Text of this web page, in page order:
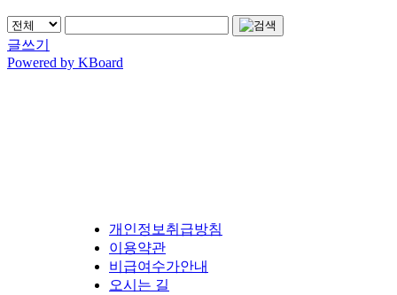
글쓰기
Powered by KBoard
개인정보취급방침
이용약관
비급여수가안내
오시는 길